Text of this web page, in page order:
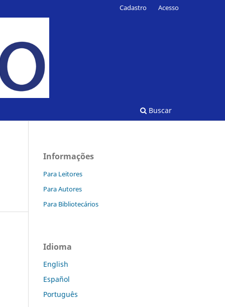
Buscar
Cadastro Acesso
Informações
Para Leitores
Para Autores
Para Bibliotecários
Idioma
English
Español
Português